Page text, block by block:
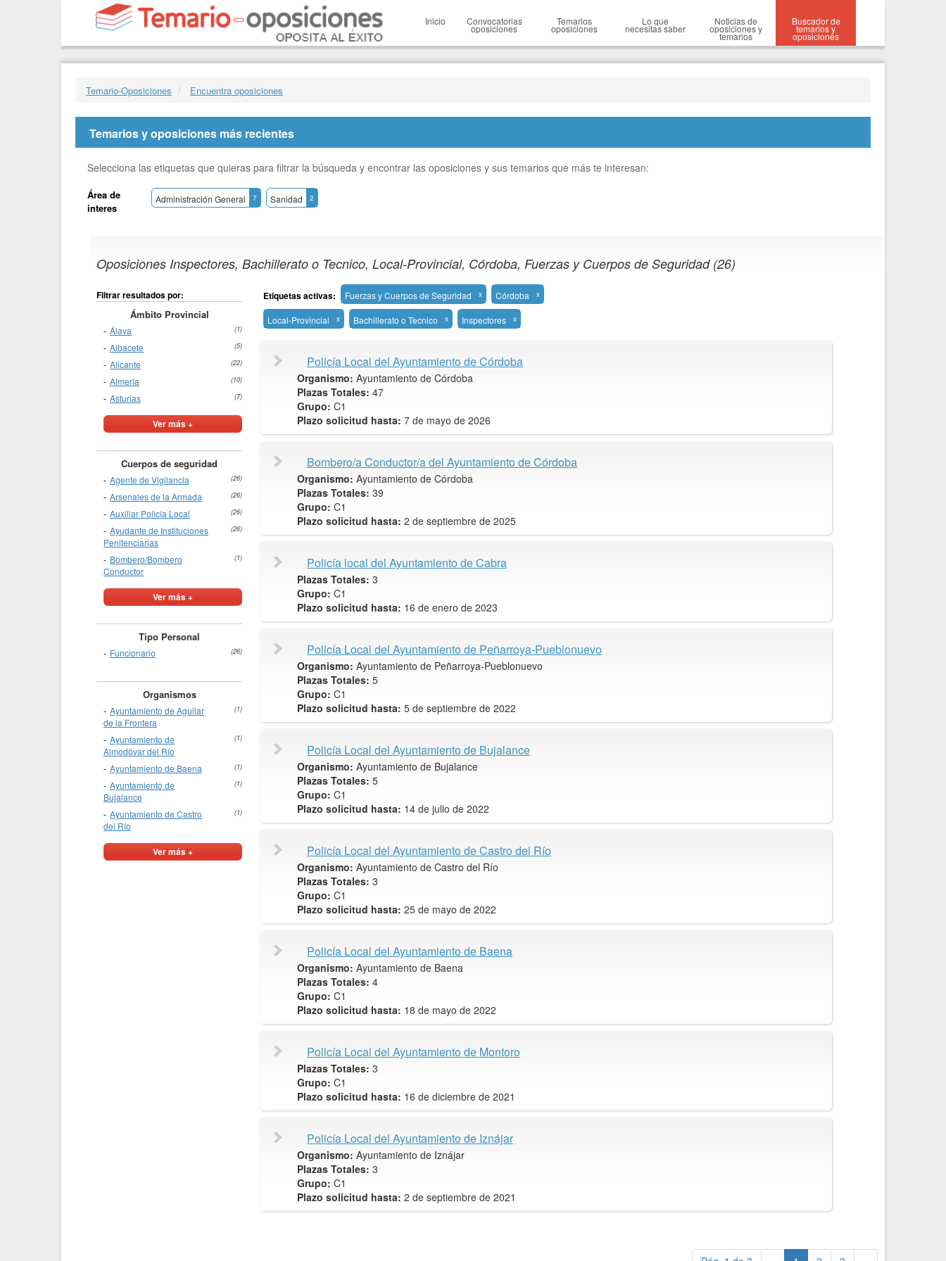
Inicio Convocatorias
oposiciones
Temarios
oposiciones
Lo que
necesitas saber
Noticias de
oposiciones y
temarios
Buscador de
temarios y
oposiciones
Temario-Oposiciones Encuentra oposiciones
Temarios y oposiciones más recientes
Selecciona las etiquetas que quieras para filtrar la búsqueda y encontrar las oposiciones y sus temarios que más te interesan:
Área de
interes
Administración General 7 Sanidad 2
Oposiciones Inspectores, Bachillerato o Tecnico, Local-Provincial, Córdoba, Fuerzas y Cuerpos de Seguridad (26)
Filtrar resultados por:
Ámbito Provincial
Álava (1)
Albacete (5)
Alicante (22)
Almería (10)
Asturias (7)
Ver más +
Cuerpos de seguridad
Agente de Vigilancia (26)
Arsenales de la Armada (26)
Auxiliar Policía Local (26)
Ayudante de Instituciones
Penitenciarias
(26)
Bombero/Bombero
Conductor
(1)
Ver más +
Tipo Personal
Funcionario (26)
Organismos
Ayuntamiento de Aguilar
de la Frontera
(1)
Ayuntamiento de
Almodóvar del Río
(1)
Ayuntamiento de Baena (1)
Ayuntamiento de
Bujalance
(1)
Ayuntamiento de Castro
del Río
(1)
Ver más +
Etiquetas activas: Fuerzas y Cuerpos de Seguridad x Córdoba x
Local-Provincial x Bachillerato o Tecnico x Inspectores x
Policía Local del Ayuntamiento de Córdoba
Organismo: Ayuntamiento de Córdoba
Plazas Totales: 47
Grupo: C1
Plazo solicitud hasta: 7 de mayo de 2026
Bombero/a Conductor/a del Ayuntamiento de Córdoba
Organismo: Ayuntamiento de Córdoba
Plazas Totales: 39
Grupo: C1
Plazo solicitud hasta: 2 de septiembre de 2025
Policía local del Ayuntamiento de Cabra
Plazas Totales: 3
Grupo: C1
Plazo solicitud hasta: 16 de enero de 2023
Policía Local del Ayuntamiento de Peñarroya-Pueblonuevo
Organismo: Ayuntamiento de Peñarroya-Pueblonuevo
Plazas Totales: 5
Grupo: C1
Plazo solicitud hasta: 5 de septiembre de 2022
Policía Local del Ayuntamiento de Bujalance
Organismo: Ayuntamiento de Bujalance
Plazas Totales: 5
Grupo: C1
Plazo solicitud hasta: 14 de julio de 2022
Policía Local del Ayuntamiento de Castro del Río
Organismo: Ayuntamiento de Castro del Río
Plazas Totales: 3
Grupo: C1
Plazo solicitud hasta: 25 de mayo de 2022
Policía Local del Ayuntamiento de Baena
Organismo: Ayuntamiento de Baena
Plazas Totales: 4
Grupo: C1
Plazo solicitud hasta: 18 de mayo de 2022
Policía Local del Ayuntamiento de Montoro
Plazas Totales: 3
Grupo: C1
Plazo solicitud hasta: 16 de diciembre de 2021
Policía Local del Ayuntamiento de Iznájar
Organismo: Ayuntamiento de Iznájar
Plazas Totales: 3
Grupo: C1
Plazo solicitud hasta: 2 de septiembre de 2021